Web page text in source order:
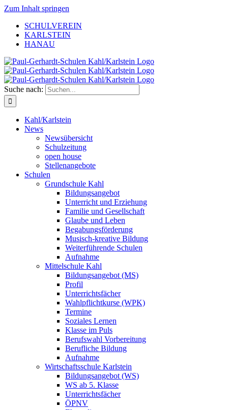
Zum Inhalt springen
SCHULVEREIN
KARLSTEIN
HANAU
Suche nach:
Kahl/Karlstein
News
Newsübersicht
Schulzeitung
open house
Stellenangebote
Schulen
Grundschule Kahl
Bildungsangebot
Unterricht und Erziehung
Familie und Gesellschaft
Glaube und Leben
Begabungsförderung
Musisch-kreative Bildung
Weiterführende Schulen
Aufnahme
Mittelschule Kahl
Bildungsangebot (MS)
Profil
Unterrichtsfächer
Wahlpflichtkurse (WPK)
Termine
Soziales Lernen
Klasse im Puls
Berufswahl Vorbereitung
Berufliche Bildung
Aufnahme
Wirtschaftsschule Karlstein
Bildungsangebot (WS)
WS ab 5. Klasse
Unterrichtsfächer
ÖPNV